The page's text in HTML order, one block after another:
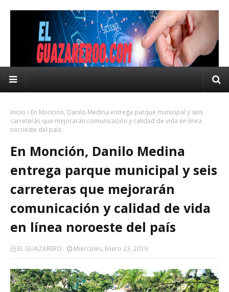
Inicio
En Monción, Danilo Medina entrega parque municipal y seis
carreteras que mejorarán comunicación y calidad de vida en línea
noroeste del país
En Monción, Danilo Medina
entrega parque municipal y seis
carreteras que mejorarán
comunicación y calidad de vida
en línea noroeste del país
EL GUAZARERO Miércoles, Enero 23, 2019